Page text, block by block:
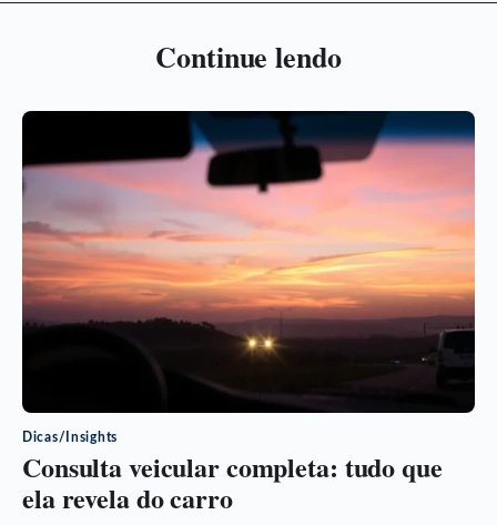
Continue lendo
Dicas/Insights
Consulta veicular completa: tudo que
ela revela do carro